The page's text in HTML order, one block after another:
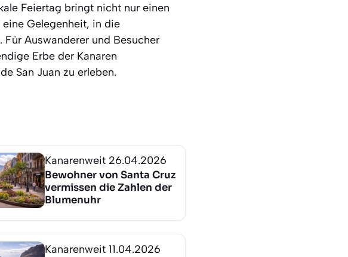
Feiertag bringt nicht nur einen
Gelegenheit, in die
Auswanderer und Besucher
Erbe der Kanaren
San Juan zu erleben.
Kanarenweit 26.04.2026
Bewohner von Santa Cruz
vermissen die Zahlen der
Blumenuhr
Kanarenweit 11.04.2026